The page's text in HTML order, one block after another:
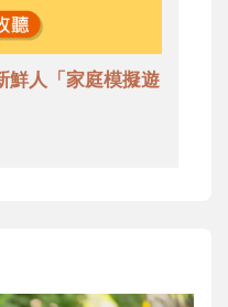
鮮人「家庭模擬遊